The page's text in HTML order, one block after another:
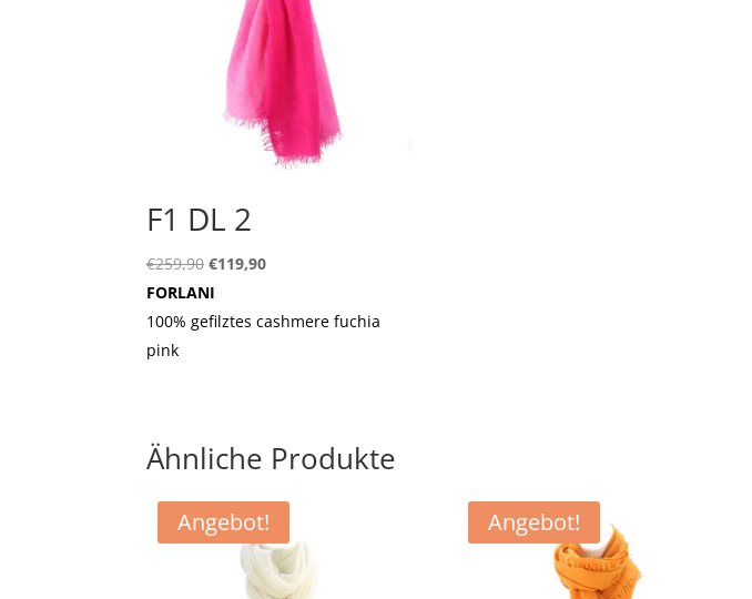
F1 DL 2
€259,90 Ursprünglicher
Preis
war:
€119,90Aktueller
ist:
FORLANI
100% gefilztes cashmere fuchia
pink
Ähnliche Produkte
Angebot! Angebot!